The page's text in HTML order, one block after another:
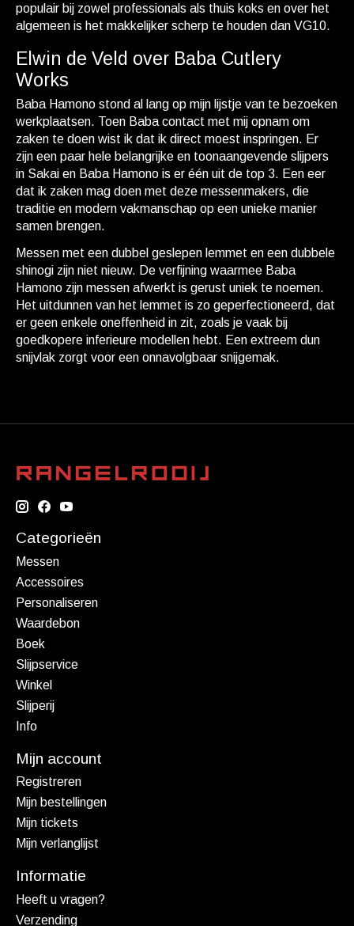
populair bij zowel professionals als thuis koks en over het
algemeen is het makkelijker scherp te houden dan VG10.
Elwin de Veld over Baba Cutlery
Works
Baba Hamono stond al lang op mijn lijstje van te bezoeken
werkplaatsen. Toen Baba contact met mij opnam om
zaken te doen wist ik dat ik direct moest inspringen. Er
zijn een paar hele belangrijke en toonaangevende slijpers
in Sakai en Baba Hamono is er één uit de top 3. Een eer
dat ik zaken mag doen met deze messenmakers, die
traditie en modern vakmanschap op een unieke manier
samen brengen.
Messen met een dubbel geslepen lemmet en een dubbele
shinogi zijn niet nieuw. De verfijning waarmee Baba
Hamono zijn messen afwerkt is gerust uniek te noemen.
Het uitdunnen van het lemmet is zo geperfectioneerd, dat
er geen enkele oneffenheid in zit, zoals je vaak bij
goedkopere inferieure modellen hebt. Een extreem dun
snijvlak zorgt voor een onnavolgbaar snijgemak.
Categorieën
Messen
Accessoires
Personaliseren
Waardebon
Boek
Slijpservice
Winkel
Slijperij
Info
Mijn account
Registreren
Mijn bestellingen
Mijn tickets
Mijn verlanglijst
Informatie
Heeft u vragen?
Verzending